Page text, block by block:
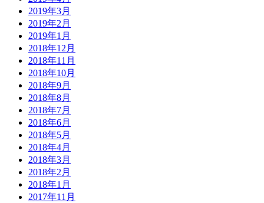
2019年3月
2019年2月
2019年1月
2018年12月
2018年11月
2018年10月
2018年9月
2018年8月
2018年7月
2018年6月
2018年5月
2018年4月
2018年3月
2018年2月
2018年1月
2017年11月